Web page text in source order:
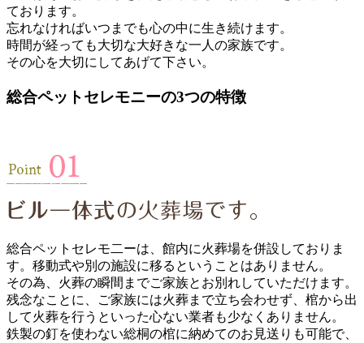
ております。
忘れなければいつまでも心の中に生き続けます。
時間が経っても大切な大好きな一人の家族です。
その心を大切にしてあげて下さい。
総合ペットセレモニーの3つの特徴
総合ペットセレモ二ーは、館内に火葬場を併設しておりま
す。移動式や別の施設に移るということはありません。
その為、火葬の瞬間までご家族とお別れしていただけます。
残念なことに、ご家族には火葬まで立ち会わせず、棺から出
して火葬を行うといった心ない業者も少なくありません。
鉄製の釘を使わない総桐の棺に納めてのお見送りも可能で、